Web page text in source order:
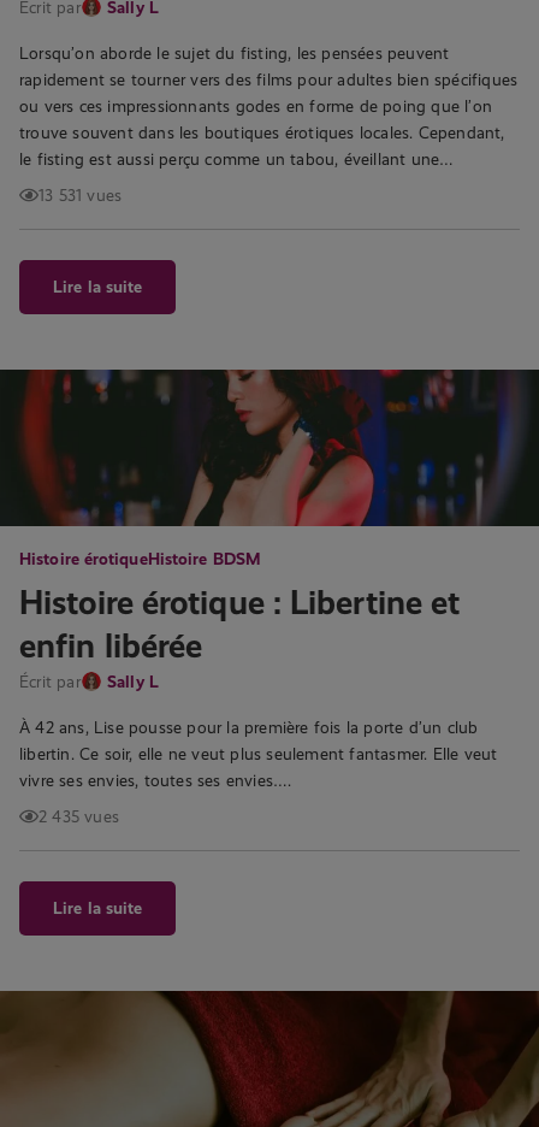
Écrit par Sally L
Lorsqu’on aborde le sujet du fisting, les pensées peuvent
rapidement se tourner vers des films pour adultes bien spécifiques
ou vers ces impressionnants godes en forme de poing que l’on
trouve souvent dans les boutiques érotiques locales. Cependant,
le fisting est aussi perçu comme un tabou, éveillant une…
13 531 vues
Lire la suite
Histoire érotiqueHistoire BDSM
Histoire érotique : Libertine et
enfin libérée
Écrit par Sally L
À 42 ans, Lise pousse pour la première fois la porte d’un club
libertin. Ce soir, elle ne veut plus seulement fantasmer. Elle veut
vivre ses envies, toutes ses envies….
2 435 vues
Lire la suite